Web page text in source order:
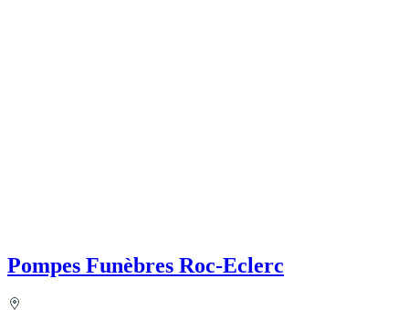
Pompes Funèbres Roc-Eclerc